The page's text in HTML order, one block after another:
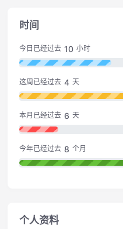
时间
今日已经过去 10 小时
这周已经过去 4 天
本月已经过去 6 天
今年已经过去 8 个月
个人资料